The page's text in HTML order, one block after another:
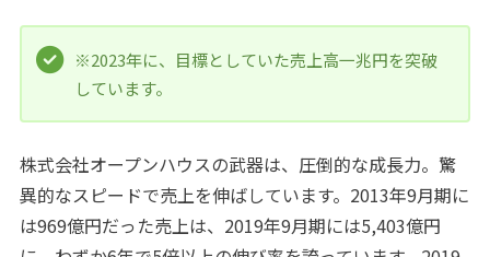
※2023年に、目標としていた売上高一兆円を突破
しています。
株式会社オープンハウスの武器は、圧倒的な成長力。驚
異的なスピードで売上を伸ばしています。2013年9月期に
は969億円だった売上は、2019年9月期には5,403億円